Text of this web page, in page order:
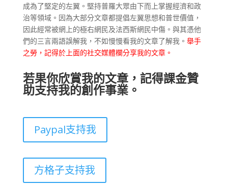
成為了堅定的左翼。堅持普羅大眾由下而上掌握經濟和政
治等領域。因為大部分文章都提倡左翼思想和普世價值，
因此經常被網上的極右網民及法西斯網民中傷。與其憑他
們的三言兩語誤解我，不如慢慢看我的文章了解我。 舉手
之勞，記得於上面的社交媒體欄分享我的文章。
若果你欣賞我的文章，記得課金贊
助支持我的創作事業。
Paypal支持我
方格子支持我